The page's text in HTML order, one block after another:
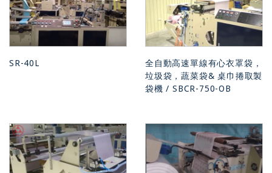
SR-40L
全自動高速單線有心衣罩袋，
垃圾袋，蔬菜袋& 桌巾捲取製
袋機 / SBCR-750-OB